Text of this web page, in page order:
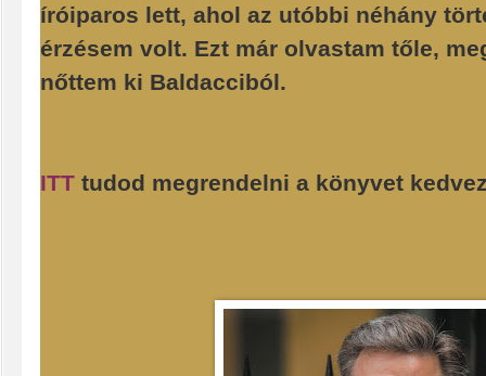
íróiparos lett, ahol az utóbbi néhány
érzésem volt. Ezt már olvastam tőle,
nőttem ki Baldacciból.
ITT tudod megrendelni a könyvet